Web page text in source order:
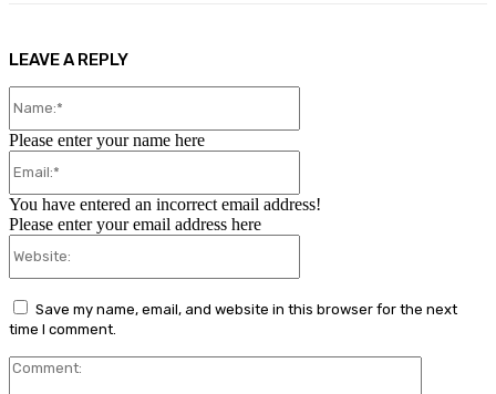
LEAVE A REPLY
Please enter your name here
You have entered an incorrect email address!
Please enter your email address here
Save my name, email, and website in this browser for the next
time I comment.